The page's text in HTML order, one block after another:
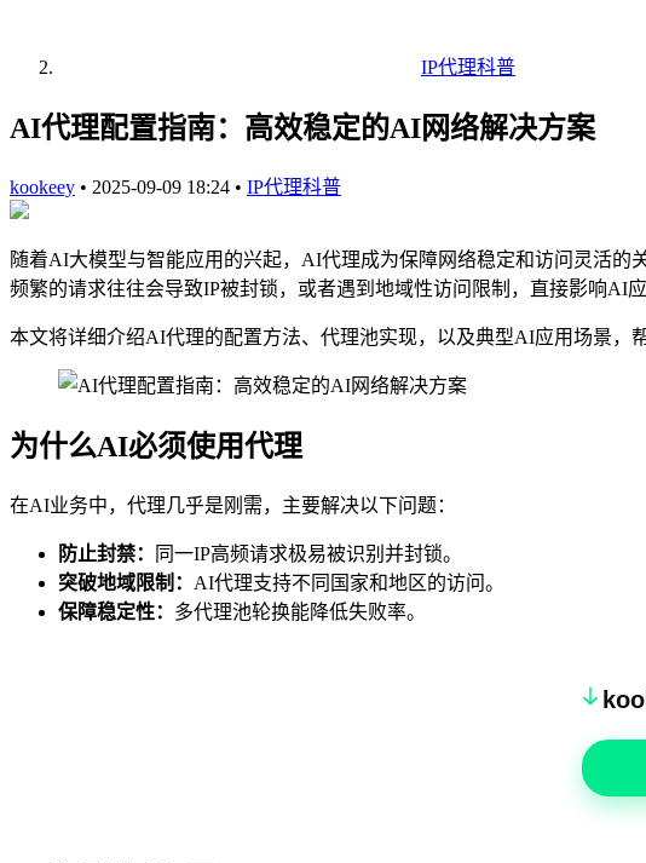
IP代理科普
AI代理配置指南：高效稳定的AI网络解决方案
kookeey • 2025-09-09 18:24 • IP代理科普
随着AI大模型与智能应用的兴起，AI代理成为保障网络稳定和访问灵活的
频繁的请求往往会导致IP被封锁，或者遇到地域性访问限制，直接影响AI应
本文将详细介绍AI代理的配置方法、代理池实现，以及典型AI应用场景，
为什么AI必须使用代理
在AI业务中，代理几乎是刚需，主要解决以下问题：
防止封禁：
同一IP高频请求极易被识别并封锁。
突破地域限制： AI代理支持不同国家和地区的访问。
保障稳定性： 多代理池轮换能降低失败率。
koo